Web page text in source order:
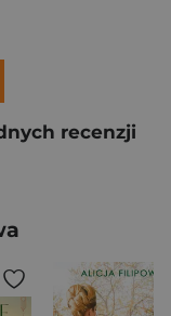
recenzji